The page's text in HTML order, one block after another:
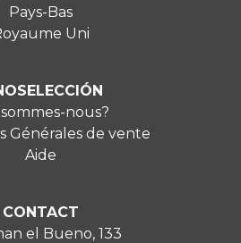
Pays-Bas
Uni
nous?
Générales de vente
Aide
CONTACT
el Bueno, 133